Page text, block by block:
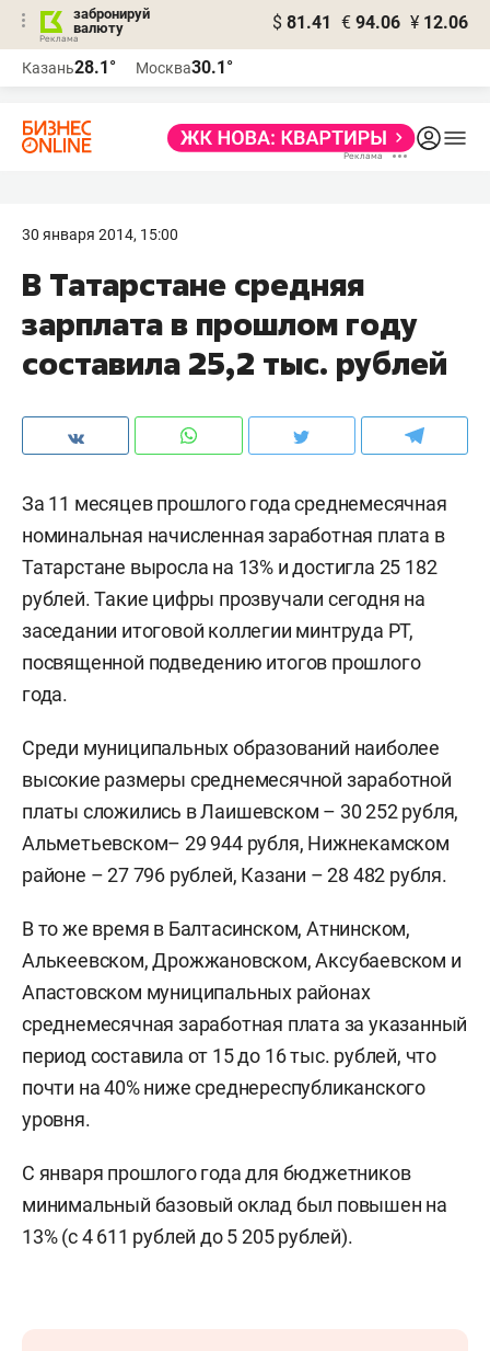
забронируй
валюту
$ 81.41 € 94.06 ¥ 12.06
Казань28.1° Москва30.1°
30 января 2014, 15:00
В Татарстане средняя
зарплата в прошлом году
составила 25,2 тыс. рублей
За 11 месяцев прошлого года среднемесячная
номинальная начисленная заработная плата в
Татарстане выросла на 13% и достигла 25 182
рублей. Такие цифры прозвучали сегодня на
заседании итоговой коллегии минтруда РТ,
посвященной подведению итогов прошлого
года.
Среди муниципальных образований наиболее
высокие размеры среднемесячной заработной
платы сложились в Лаишевском – 30 252 рубля,
Альметьевском– 29 944 рубля, Нижнекамском
районе – 27 796 рублей, Казани – 28 482 рубля.
В то же время в Балтасинском, Атнинском,
Алькеевском, Дрожжановском, Аксубаевском и
Апастовском муниципальных районах
среднемесячная заработная плата за указанный
период составила от 15 до 16 тыс. рублей, что
почти на 40% ниже среднереспубликанского
уровня.
С января прошлого года для бюджетников
минимальный базовый оклад был повышен на
13% (с 4 611 рублей до 5 205 рублей).